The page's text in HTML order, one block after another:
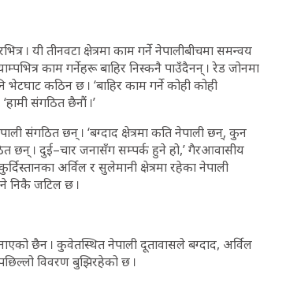
। यी तीनवटा क्षेत्रमा काम गर्ने नेपालीबीचमा समन्वय
काम गर्नेहरू बाहिर निस्कनै पाउँदैनन् । रेड जोनमा
कठिन छ । ‘बाहिर काम गर्ने कोही कोही
संगठित छैनौं ।’
संगठित छन् । ‘बग्दाद क्षेत्रमा कति नेपाली छन्, कुन
छन् । दुई–चार जनासँग सम्पर्क हुने हो,’ गैरआवासीय
अर्विल र सुलेमानी क्षेत्रमा रहेका नेपाली
निकै जटिल छ ।
छैन । कुवेतस्थित नेपाली दूतावासले बग्दाद, अर्विल
विवरण बुझिरहेको छ ।